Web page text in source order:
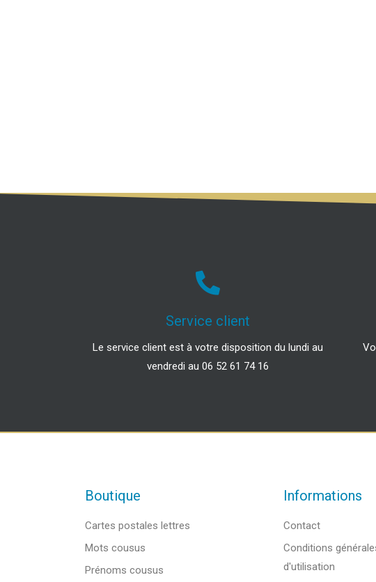
Service client
Le service client est à votre disposition du lundi au
vendredi au 06 52 61 74 16
Boutique
Cartes postales lettres
Mots cousus
Prénoms cousus
Informations
Contact
Conditions
d'utilisation